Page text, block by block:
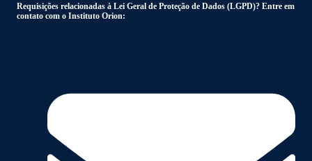
Requisições relacionadas à Lei Geral de Proteção de Dados (LGPD)? Entre em
contato com o Instituto Orion: